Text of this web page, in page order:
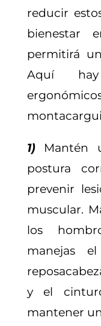
reducir
bienestar
permitirá
Aquí
1)
Mantén
postura
prevenir
muscular.
los
manejas
y el
mantener